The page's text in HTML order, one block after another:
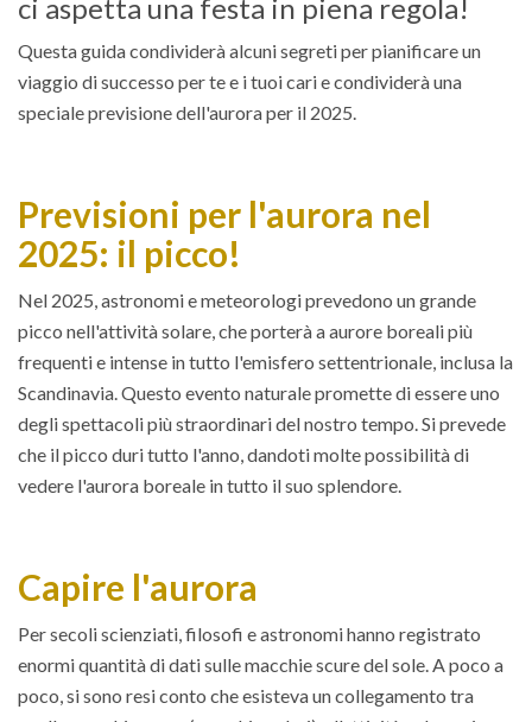
ci aspetta una festa in piena regola!
Questa guida condividerà alcuni segreti per pianificare un
viaggio di successo per te e i tuoi cari e condividerà una
speciale previsione dell'aurora per il 2025.
Previsioni per l'aurora nel
2025: il picco!
Nel 2025, astronomi e meteorologi prevedono un grande
picco nell'attività solare, che porterà a aurore boreali più
frequenti e intense in tutto l'emisfero settentrionale, inclusa la
Scandinavia. Questo evento naturale promette di essere uno
degli spettacoli più straordinari del nostro tempo. Si prevede
che il picco duri tutto l'anno, dandoti molte possibilità di
vedere l'aurora boreale in tutto il suo splendore.
Capire l'aurora
Per secoli scienziati, filosofi e astronomi hanno registrato
enormi quantità di dati sulle macchie scure del sole. A poco a
poco, si sono resi conto che esisteva un collegamento tra